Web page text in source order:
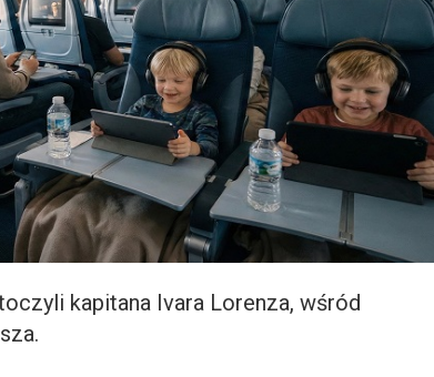
kapitana Ivara Lorenza, wśród